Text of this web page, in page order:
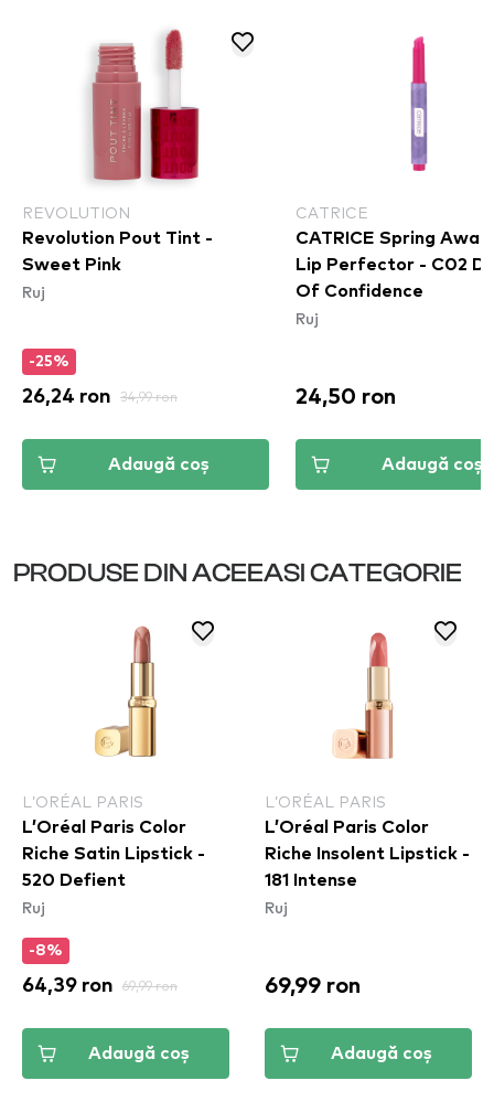
REVOLUTION
Revolution Pout Tint -
Sweet Pink
Ruj
-25%
26,24 ron 34,99 ron
Adaugă coș
CATRICE
CATRICE Spring
Lip Perfector - C02
Of Confidence
Ruj
24,50 ron
Adaugă coș
PRODUSE DIN ACEEASI CATEGORIE
L’ORÉAL PARIS
L’Oréal Paris Color
Riche Satin Lipstick -
520 Defient
Ruj
-8%
64,39 ron 69,99 ron
Adaugă coș
L’ORÉAL PARIS
L’Oréal Paris Color
Riche Insolent Lipstick -
181 Intense
Ruj
69,99 ron
Adaugă coș